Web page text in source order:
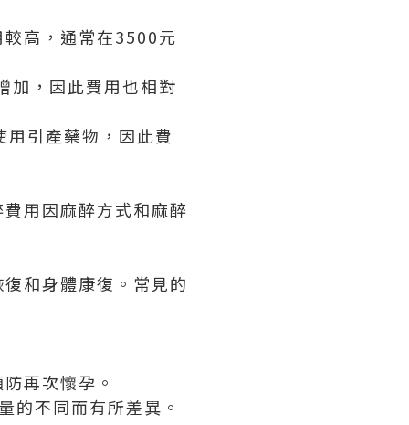
高，通常在3500元
加，因此費用也相對
引產藥物，因此費
用因麻醉方式和麻醉
和身體康復。常見的
再次懷孕。
的不同而有所差異。